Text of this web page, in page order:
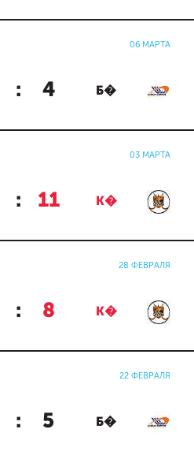
06 МАРТА
: 4 Б�
03 МАРТА
: 11 К�
28 ФЕВРАЛЯ
: 8 К�
22 ФЕВРАЛЯ
: 5 Б�